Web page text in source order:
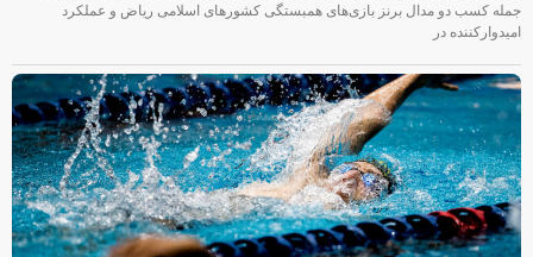
جمله کسب دو مدال برنز بازی‌های همبستگی کشورهای اسلامی ریاض و عملکرد
امیدوارکننده در